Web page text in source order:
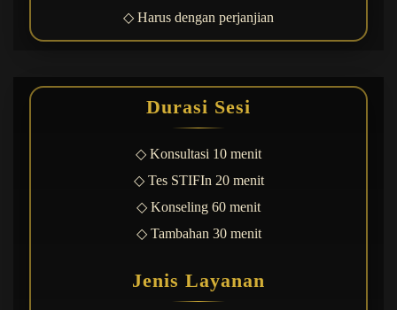
◇ Harus dengan perjanjian
Durasi Sesi
◇ Konsultasi 10 menit
◇ Tes STIFIn 20 menit
◇ Konseling 60 menit
◇ Tambahan 30 menit
Jenis Layanan